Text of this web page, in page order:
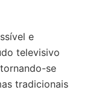
e
televisivo
se
tradicionais